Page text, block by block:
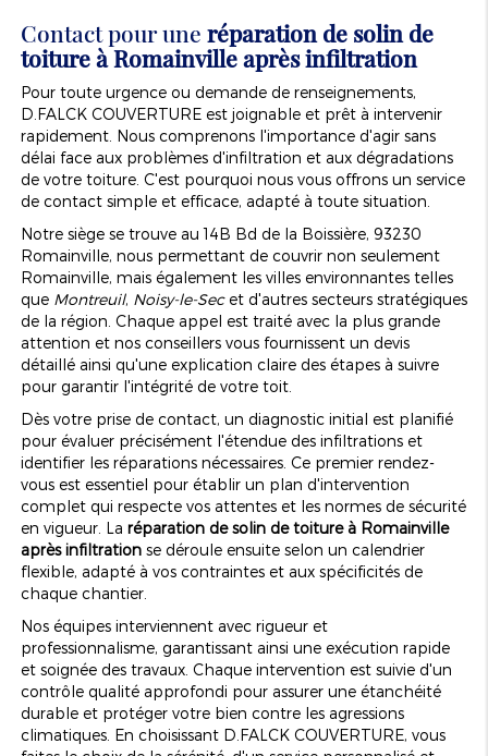
Contact pour une réparation de solin de
toiture à Romainville après infiltration
Pour toute urgence ou demande de renseignements,
D.FALCK COUVERTURE est joignable et prêt à intervenir
rapidement. Nous comprenons l'importance d'agir sans
délai face aux problèmes d'infiltration et aux dégradations
de votre toiture. C'est pourquoi nous vous offrons un service
de contact simple et efficace, adapté à toute situation.
Notre siège se trouve au 14B Bd de la Boissière, 93230
Romainville, nous permettant de couvrir non seulement
Romainville, mais également les villes environnantes telles
que Montreuil, Noisy-le-Secet d'autres secteurs stratégiques
de la région. Chaque appel est traité avec la plus grande
attention et nos conseillers vous fournissent un devis
détaillé ainsi qu'une explication claire des étapes à suivre
pour garantir l'intégrité de votre toit.
Dès votre prise de contact, un diagnostic initial est planifié
pour évaluer précisément l'étendue des infiltrations et
identifier les réparations nécessaires. Ce premier rendez-
vous est essentiel pour établir un plan d'intervention
complet qui respecte vos attentes et les normes de sécurité
en vigueur. La réparation de solin de toiture à Romainville
après infiltrationse déroule ensuite selon un calendrier
flexible, adapté à vos contraintes et aux spécificités de
chaque chantier.
Nos équipes interviennent avec rigueur et
professionnalisme, garantissant ainsi une exécution rapide
et soignée des travaux. Chaque intervention est suivie d'un
contrôle qualité approfondi pour assurer une étanchéité
durable et protéger votre bien contre les agressions
climatiques. En choisissant D.FALCK COUVERTURE, vous